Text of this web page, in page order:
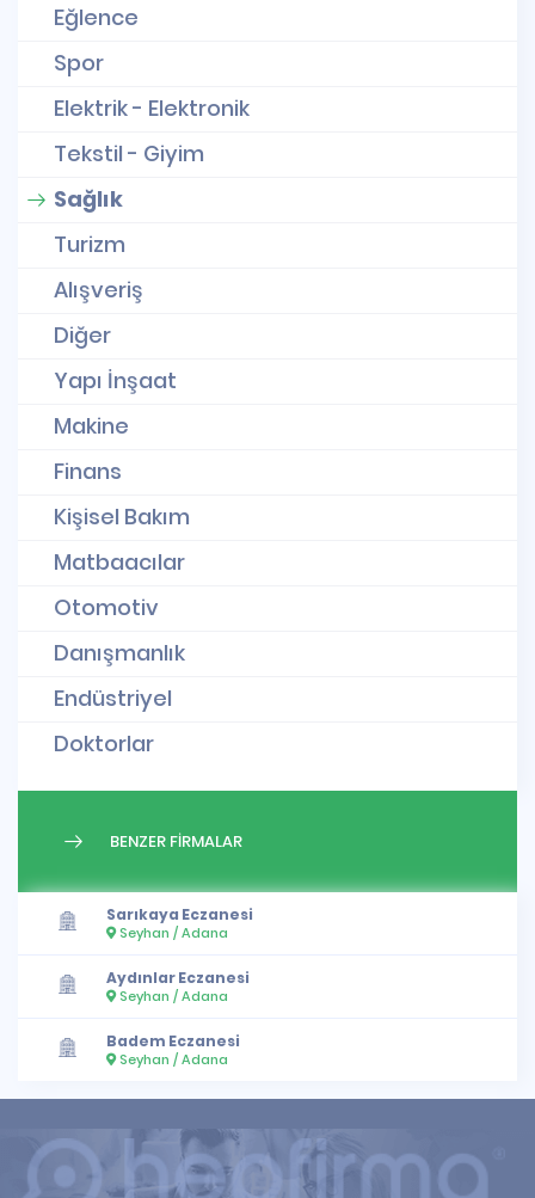
Eğlence
Spor
Elektrik - Elektronik
Tekstil - Giyim
Sağlık
Turizm
Alışveriş
Diğer
Yapı İnşaat
Makine
Finans
Kişisel Bakım
Matbaacılar
Otomotiv
Danışmanlık
Endüstriyel
Doktorlar
BENZER FİRMALAR
Sarıkaya Eczanesi
Seyhan / Adana
Aydınlar Eczanesi
Seyhan / Adana
Badem Eczanesi
Seyhan / Adana